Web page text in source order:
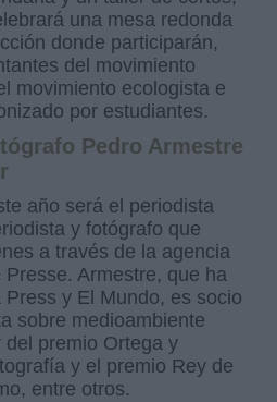
una mesa redonda
donde participarán,
del movimiento
movimiento ecologista e
por estudiantes.
Pedro Armestre
año será el periodista
y fotógrafo que
a través de la agencia
Armestre, que ha
y El Mundo, es socio
sobre medioambiente
del premio Ortega y
y el premio Rey de
entre otros.